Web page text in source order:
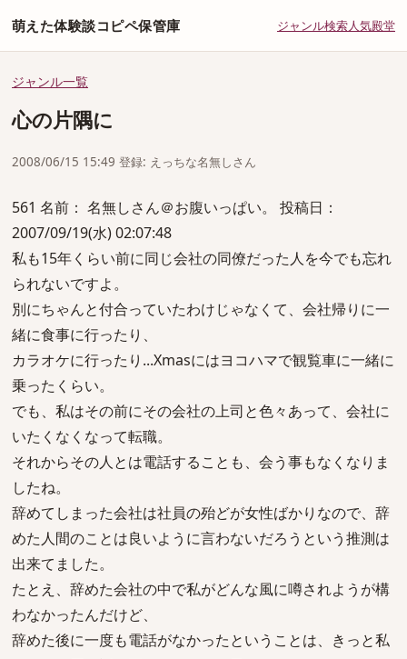
萌えた体験談コピペ保管庫 ジャンル検索人気殿堂
ジャンル一覧
心の片隅に
2008/06/15 15:49 登録: えっちな名無しさん
561 名前： 名無しさん＠お腹いっぱい。 投稿日：
2007/09/19(水) 02:07:48
私も15年くらい前に同じ会社の同僚だった人を今でも忘れ
られないですよ。
別にちゃんと付合っていたわけじゃなくて、会社帰りに一
緒に食事に行ったり、
カラオケに行ったり...Xmasにはヨコハマで観覧車に一緒に
乗ったくらい。
でも、私はその前にその会社の上司と色々あって、会社に
いたくなくなって転職。
それからその人とは電話することも、会う事もなくなりま
したね。
辞めてしまった会社は社員の殆どが女性ばかりなので、辞
めた人間のことは良いように言わないだろうという推測は
出来てました。
たとえ、辞めた会社の中で私がどんな風に噂されようが構
わなかったんだけど、
辞めた後に一度も電話がなかったということは、きっと私